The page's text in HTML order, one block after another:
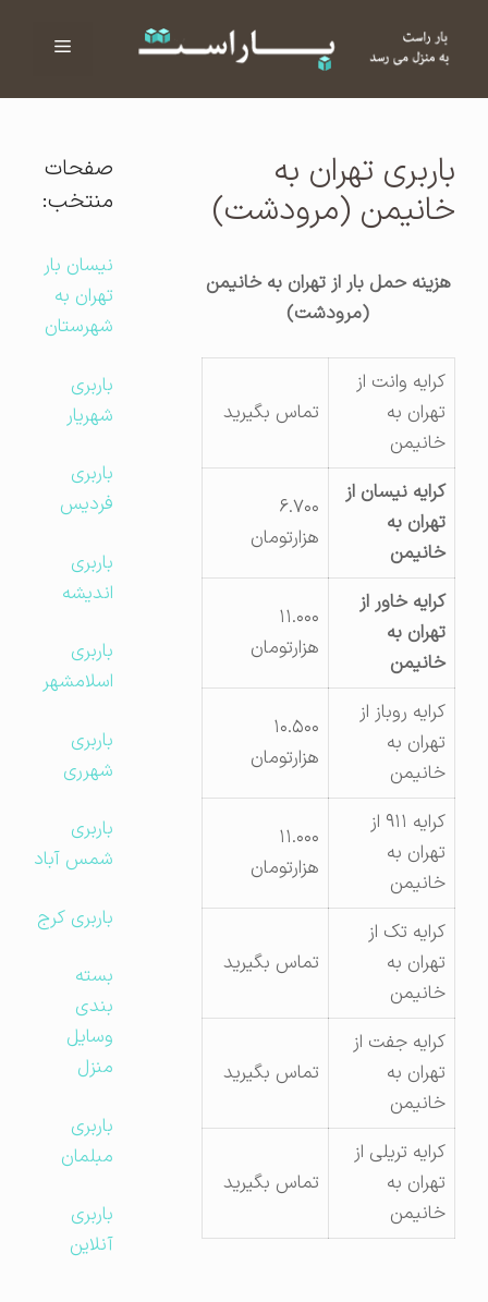
فهرست
باربری تهران به
خانیمن (مرودشت)
هزینه حمل بار از تهران به خانیمن
(مرودشت)
کرایه وانت از
تهران به
خانیمن
تماس بگیرید
کرایه نیسان از
تهران به
خانیمن
۶.۷۰۰
هزارتومان
کرایه خاور از
تهران به
خانیمن
۱۱.۰۰۰
هزارتومان
کرایه روباز از
تهران به
خانیمن
۱۰.۵۰۰
هزارتومان
کرایه ۹۱۱ از
تهران به
خانیمن
۱۱.۰۰۰
هزارتومان
کرایه تک از
تهران به
خانیمن
تماس بگیرید
کرایه جفت از
تهران به
خانیمن
تماس بگیرید
کرایه تریلی از
تهران به
خانیمن
تماس بگیرید
صفحات
منتخب:
نیسان بار
تهران به
شهرستان
باربری
شهریار
باربری
فردیس
باربری
اندیشه
باربری
اسلامشهر
باربری
شهرری
باربری
شمس آباد
باربری کرج
بسته
بندی
وسایل
منزل
باربری
مبلمان
باربری
آنلاین